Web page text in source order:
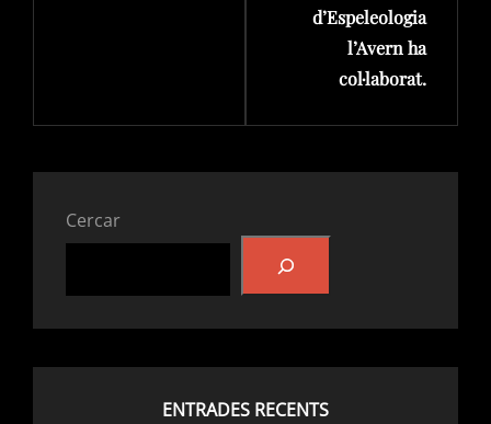
d’Espeleologia
l’Avern ha
col·laborat.
Cercar
ENTRADES RECENTS